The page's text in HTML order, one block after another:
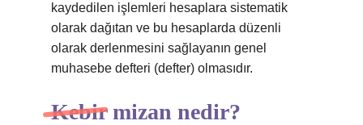
kaydedilen işlemleri hesaplara sistematik
olarak dağıtan ve bu hesaplarda düzenli
olarak derlenmesini sağlayanın genel
muhasebe defteri (defter) olmasıdır.
Kebir mizan nedir?